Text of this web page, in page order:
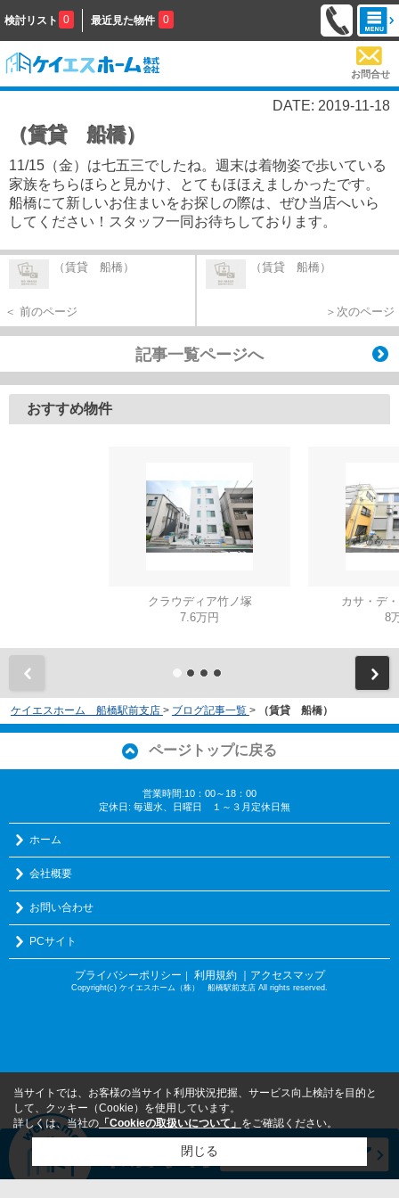
検討リスト 0 最近見た物件 0
お問合せ
DATE: 2019-11-18
（賃貸 船橋）
11/15（金）は七五三でしたね。週末は着物姿で歩いている
家族をちらほらと見かけ、とてもほほえましかったです。
船橋にて新しいお住まいをお探しの際は、ぜひ当店へいら
してください！スタッフ一同お待ちしております。
（賃貸 船橋）
＜ 前のページ
（賃貸 船橋）
＞次のページ
記事一覧ページへ
おすすめ物件
クラウディア竹ノ塚
7.6万円
カサ・デ
8
ケイエスホーム 船橋駅前支店 > ブログ記事一覧 > （賃貸 船橋）
ページトップに戻る
営業時間:10：00～18：00
定休日: 毎週水、日曜日 １～３月定休日無
ホーム
会社概要
お問い合わせ
PCサイト
プライバシーポリシー ｜ 利用規約 ｜アクセスマップ
Copyright(c) ケイエスホーム（株） 船橋駅前支店 All rights reserved.
当サイトでは、お客様の当サイト利用状況把握、サービス向上検討を目的と
して、クッキー（Cookie）を使用しています。
詳しくは、当社の 「Cookieの取扱いについて」 をご確認ください。
閉じる